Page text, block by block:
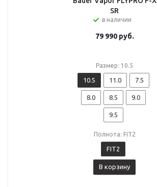
SR
в наличии
79 990руб.
Размер: 10.5
10.5 11.0 7.5
8.0 8.5 9.0
9.5
Полнота: FIT2
FIT2
В корзину